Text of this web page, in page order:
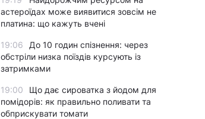
астероїдах може виявитися зовсім не
платина: що кажуть вчені
19:06
До 10 годин спізнення: через
обстріли низка поїздів курсують із
затримками
19:00
Що дає сироватка з йодом для
помідорів: як правильно поливати та
обприскувати томати